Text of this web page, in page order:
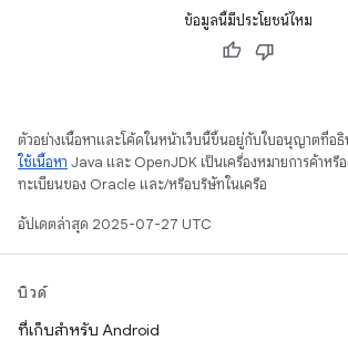
ข้อมูลนี้มีประโยชน์ไหม
ตัวอย่างเนื้อหาและโค้ดในหน้าเว็บนี้ขึ้นอยู่กับใบอนุญาตที่อธิ
ใช้เนื้อหา Java และ OpenJDK เป็นเครื่องหมายการค้าหรื
ทะเบียนของ Oracle และ/หรือบริษัทในเครือ
อัปเดตล่าสุด 2025-07-27 UTC
บิวด์
ที่เก็บสำหรับ Android